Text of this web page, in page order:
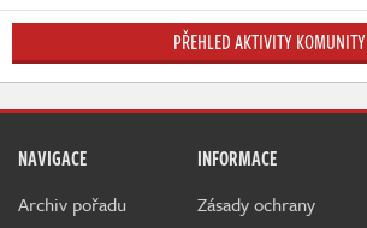
PŘEHLED AKTIVITY KOMUNITY
NAVIGACE
Archiv pořadu
INFORMACE
Zásady ochrany